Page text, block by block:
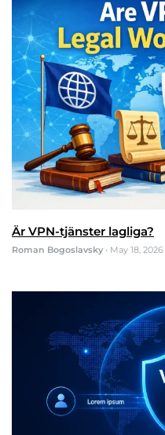
Är VPN-tjänster lagliga?
Roman Bogoslavsky • May 18, 2026